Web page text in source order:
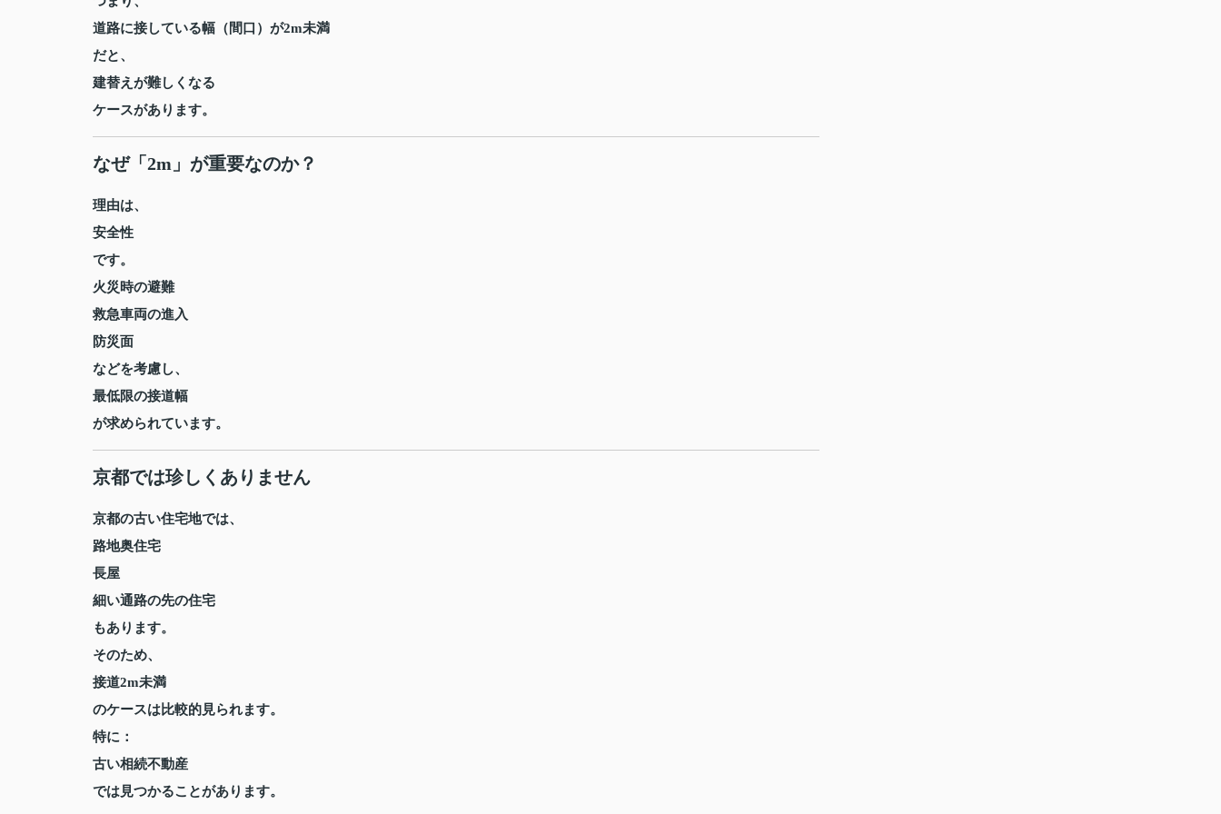
道路に接している幅（間口）が2m未満
だと、
建替えが難しくなる
ケースがあります。
なぜ「2m」が重要なのか？
理由は、
安全性
です。
火災時の避難
救急車両の進入
防災面
などを考慮し、
最低限の接道幅
が求められています。
京都では珍しくありません
京都の古い住宅地では、
路地奥住宅
長屋
細い通路の先の住宅
もあります。
そのため、
接道2m未満
のケースは比較的見られます。
特に：
古い相続不動産
では見つかることがあります。